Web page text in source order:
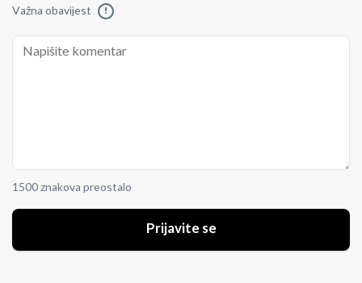
Važna obavijest !
1500 znakova preostalo
Prijavite se